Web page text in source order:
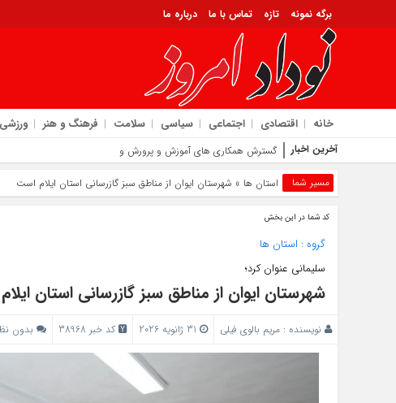
برگه نمونه تازه تماس با ما درباره ما
خانه اقتصادی اجتماعی سیاسی سلامت فرهنگ و هنر ورزشی
آخرین اخبار گسترش همکاری‌ های آموزش و پرورش و دانشگاه ملی مهارت استان
مسیر شما استان ها » شهرستان ایوان از مناطق سبز گازرسانی استان ایلام است
کد شما در این بخش
گروه : استان ها
سلیمانی عنوان کرد؛
شهرستان ایوان از مناطق سبز گازرسانی استان
نویسنده : مریم بالوی فیلی کد خبر 38968 بدون